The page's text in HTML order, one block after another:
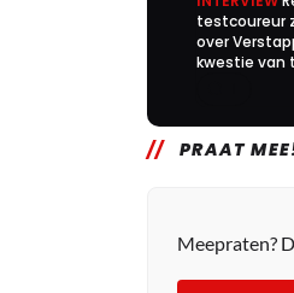
testcoureur
over
kwestie van
PRAAT
Meepraten?